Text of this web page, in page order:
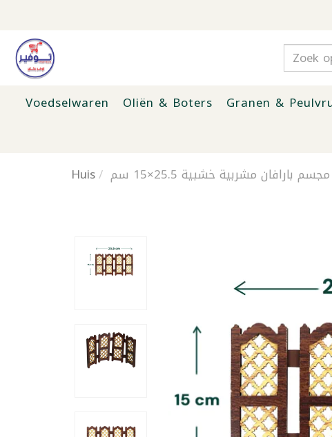
Voedselwaren Oliën & Boters Granen &
Huis
مجسم بارافان مشربية خشبية 25.5×15 سم